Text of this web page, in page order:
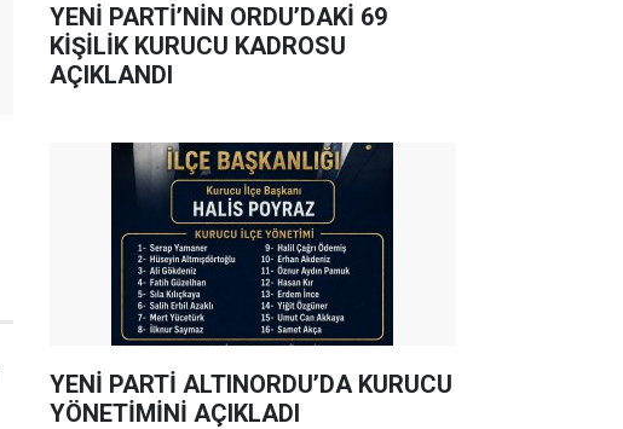
YENİ PARTİ’NİN ORDU’DAKİ 69
KİŞİLİK KURUCU KADROSU
AÇIKLANDI
YENİ PARTİ ALTINORDU’DA KURUCU
YÖNETİMİNİ AÇIKLADI